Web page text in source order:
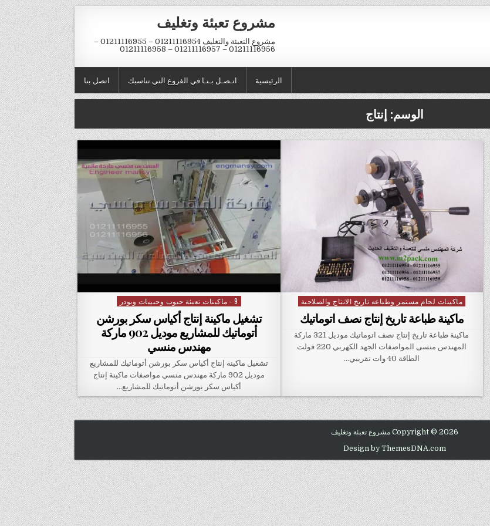
مشروع تعبئة وتغليف
مشروع التعبئة والتغليف 01211116954 – 01211116955 –
01211116956 – 01211116957 – 01211116958
اتصل بنا اتـصـل بـنـا في الفروع التي تناسبك الرئيسية
الوسم: إنتاج
Posted in
ماكينات لحام مستمر وطباعه تاريخ الانتاج والصلاحية
ماكينة طباعة تاريخ إنتاج نصف اتوماتيك
ماكينة طباعة تاريخ إنتاج نصف اتوماتيك موديل 321 ماركة
المهندس منسى المواصفات الجهد الكهربي 220 فولت
الطاقة 40 وات تقريبي…
Posted in
9 - ماكينات تعبئة حبوب وحبيبات وبودر
تشغيل ماكينة إنتاج أكياس سكر بورشن
أتوماتيك للمشاريع موديل 902 ماركة
مهندس منسي
تشغيل ماكينة إنتاج أكياس سكر بورشن أتوماتيك للمشاريع
موديل 902 ماركة مهندس منسي مواصفات ماكينة إنتاج
أكياس سكر بورشن أتوماتيك للمشاريع…
Copyright © 2026 مشروع تعبئة وتغليف
Design by ThemesDNA.com